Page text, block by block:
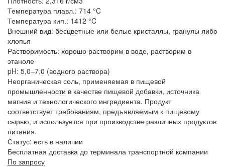
Температура плавл.: 714 °C
Температура кип.: 1412 °C
Внешний вид: бесцветные или белые кристаллы, гранулы либо
хлопья
Растворимость: хорошо растворим в воде, растворим в
этаноле
pH: 5,0–7,0 (водного раствора)
Неорганическая соль, применяемая в пищевой
промышленности в качестве пищевой добавки, источника
магния и технологического ингредиента. Продукт
соответствует требованиям, предъявляемым к пищевому
сырью, и используется при производстве различных продуктов
питания.
Статус: есть в наличии
Бесплатная доставка до терминала транспортной компании
По запросу